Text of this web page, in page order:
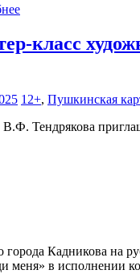
класс
12+, Пушкинская
Тендрякова
в исполнении